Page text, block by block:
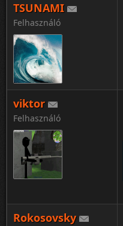
TSUNAMI
Felhasználó
viktor
Felhasználó
Rokosovsky